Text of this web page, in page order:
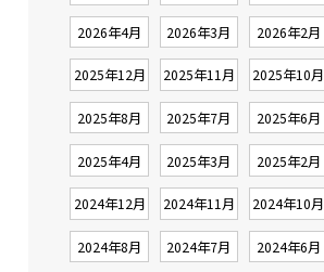
2026年4月 2026年3月 2026年2月
2025年12月 2025年11月 2025年10月
2025年8月 2025年7月 2025年6月
2025年4月 2025年3月 2025年2月
2024年12月 2024年11月 2024年10月
2024年8月 2024年7月 2024年6月